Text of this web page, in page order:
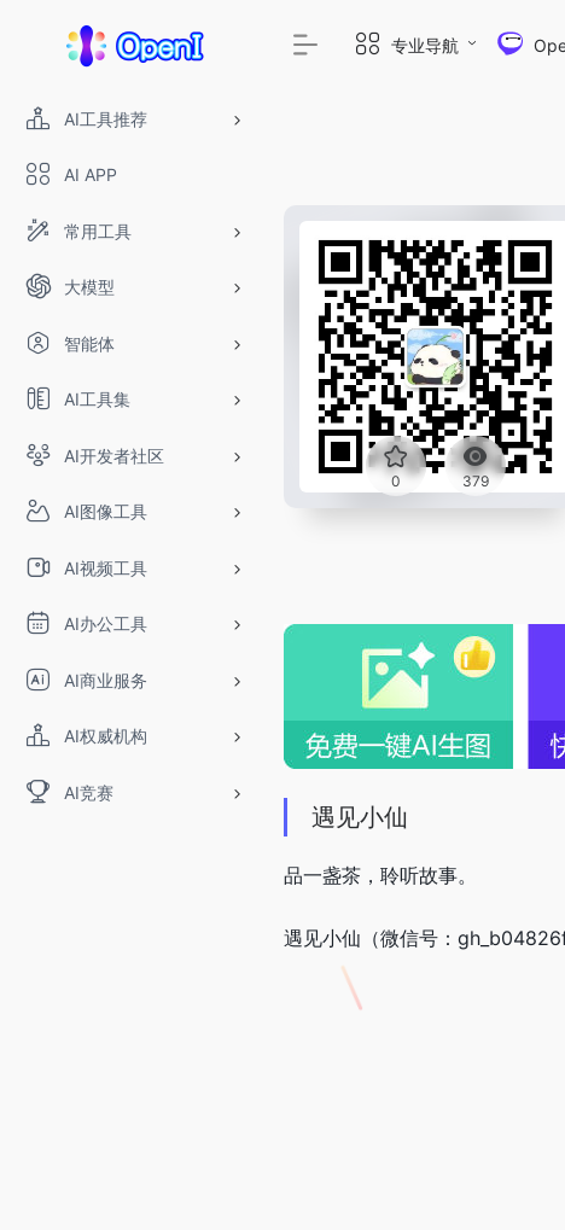
AI工具推荐
AI APP
常用工具
大模型
智能体
AI工具集
AI开发者社区
AI图像工具
AI视频工具
AI办公工具
AI商业服务
AI权威机构
AI竞赛
专业导航
0 379
遇见小仙
品一盏茶，聆听故事。
遇见小仙（微信号：